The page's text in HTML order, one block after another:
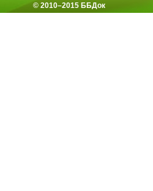
© 2010–2015 ББДок